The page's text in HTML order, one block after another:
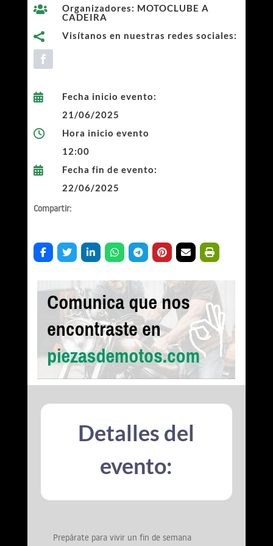

Organizadores: MOTOCLUBE A
CADEIRA

Visítanos en nuestras redes sociales:

Fecha inicio evento:
21/06/2025

Hora inicio evento
12:00

Fecha fin de evento:
22/06/2025
Compartir:
Detalles del
evento:
Prepárate para vivir un fin de semana